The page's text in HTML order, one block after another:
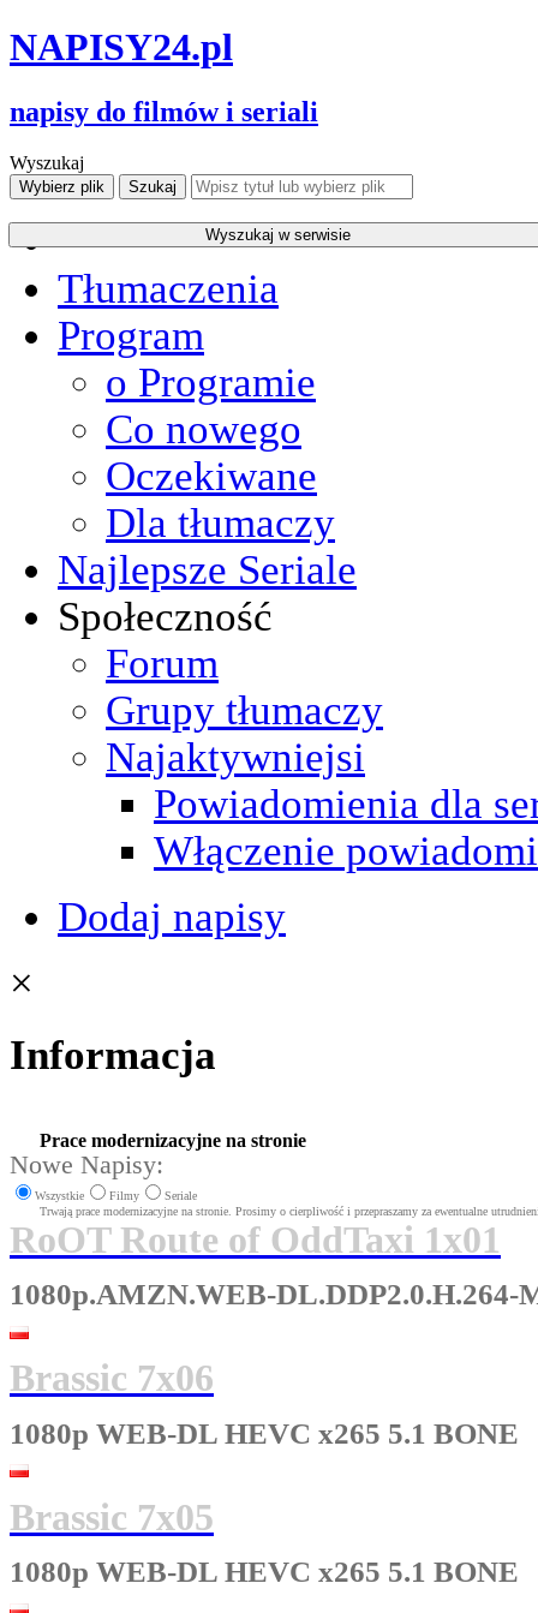
NAPISY24.pl
napisy do filmów i seriali
Wyszukaj
Tłumaczenia
Program
o Programie
Co nowego
Oczekiwane
Dla tłumaczy
Najlepsze Seriale
Społeczność
Forum
Grupy tłumaczy
Najaktywniejsi
Powiadomienia dla
Włączenie
Dodaj napisy
×
Informacja
Prace modernizacyjne na stronie
Trwają prace modernizacyjne na stronie. Prosimy o cierpliwość i przepraszamy za ewentualne
Nowe Napisy:
Wszystkie Filmy Seriale
RoOT Route of OddTaxi 1x01
1080p.AMZN.WEB-DL.DDP2.0.H.264-
Brassic 7x06
1080p WEB-DL HEVC x265 5.1 BONE
Brassic 7x05
1080p WEB-DL HEVC x265 5.1 BONE